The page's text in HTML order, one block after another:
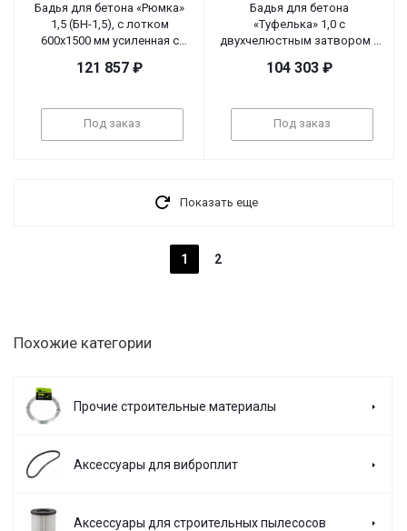
Бадья для бетона «Рюмка»
1,5 (БН-1,5), с лотком
600х1500 мм усиленная с
121 857 ₽
Под заказ
Бадья для бетона
«Туфелька» 1,0 с
двухчелюстным затвором и
104 303 ₽
Под заказ
Показать еще
1 2
Похожие категории
Прочие строительные материалы
Аксессуары для виброплит
Аксессуары для строительных пылесосов